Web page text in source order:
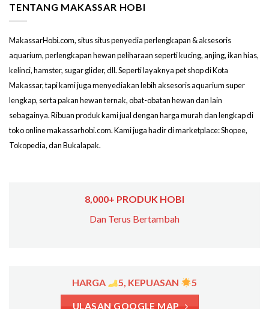
TENTANG MAKASSAR HOBI
MakassarHobi.com, situs situs penyedia perlengkapan & aksesoris
aquarium, perlengkapan hewan peliharaan seperti kucing, anjing, ikan hias,
kelinci, hamster, sugar glider, dll. Seperti layaknya pet shop di Kota
Makassar, tapi kami juga menyediakan lebih aksesoris aquarium super
lengkap, serta pakan hewan ternak, obat-obatan hewan dan lain
sebagainya. Ribuan produk kami jual dengan harga murah dan lengkap di
toko online makassarhobi.com. Kami juga hadir di marketplace: Shopee,
Tokopedia, dan Bukalapak.
8,000+ PRODUK HOBI
Dan Terus Bertambah
HARGA 5, KEPUASAN 5
ULASAN GOOGLE MAP